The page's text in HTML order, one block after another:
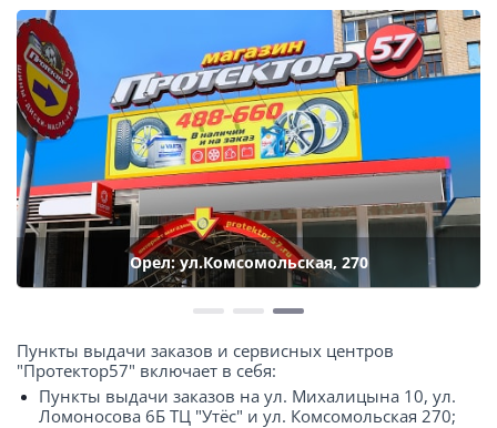
Орел: ул.Комсомольская, 270
Пункты выдачи заказов и сервисных центров
"Протектор57" включает в себя:
Пункты выдачи заказов на ул. Михалицына 10, ул.
Ломоносова 6Б ТЦ "Утёс" и ул. Комсомольская 270;